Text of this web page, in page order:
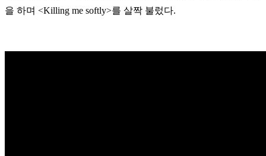
을 하며 <Killing me softly>를 살짝 불렀다.